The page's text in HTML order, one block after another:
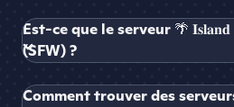
Est-ce que le serveur 🌴
(SFW) ?
Comment trouver des